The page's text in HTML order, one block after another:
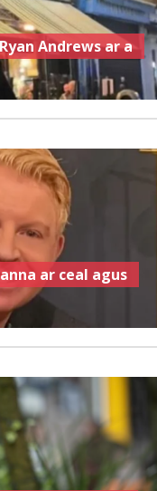
Andrews ar a
ar ceal agus